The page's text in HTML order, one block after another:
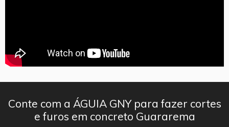
Conte com a ÁGUIA GNY para fazer cortes
e furos em concreto Guararema